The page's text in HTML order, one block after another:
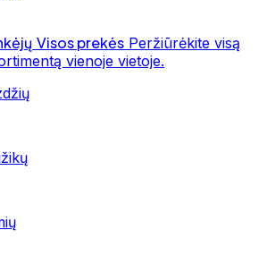
Visos prekės Peržiūrėkite visą
vienoje vietoje.